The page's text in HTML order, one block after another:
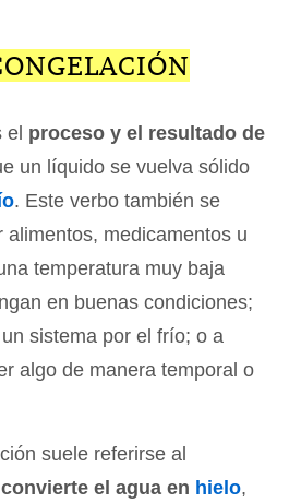
el proceso y el resultado de
un líquido se vuelva sólido
. Este verbo también se
alimentos, medicamentos u
temperatura muy baja
en buenas condiciones;
sistema por el frío; o a
algo de manera temporal o
suele referirse al
convierte el agua en hielo,